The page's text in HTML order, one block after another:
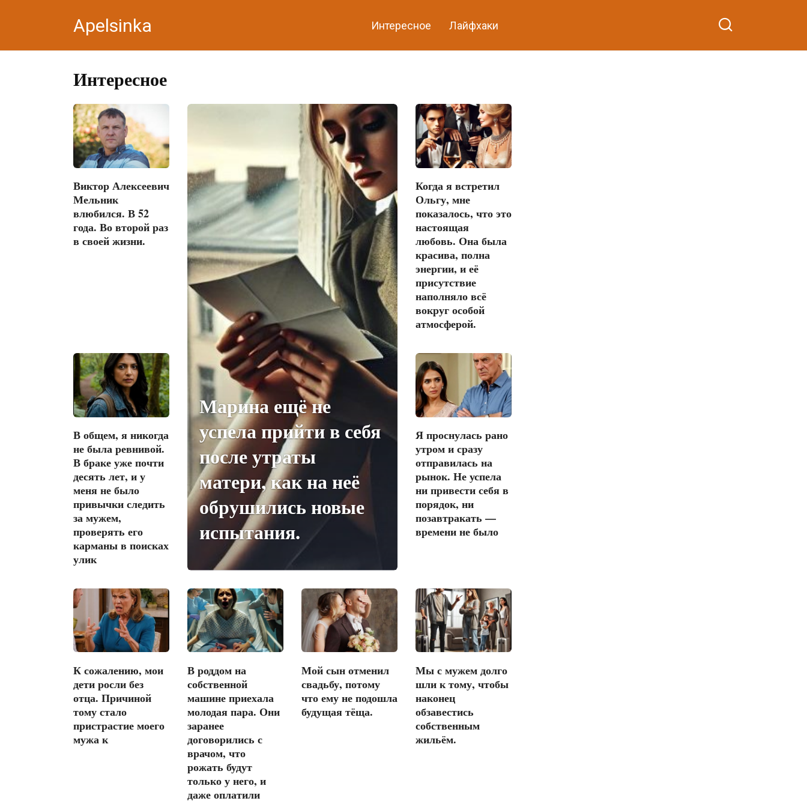
Apelsinka Интересное Лайфхаки
Интересное
Виктор Алексеевич
Мельник
влюбился. В 52
года. Во второй раз
в своей жизни.
Марина ещё не
успела прийти в себя
после утраты
матери, как на неё
обрушились новые
испытания.
Когда я встретил
Ольгу, мне
показалось, что это
настоящая
любовь. Она была
красива, полна
энергии, и её
присутствие
наполняло всё
вокруг особой
атмосферой.
В общем, я никогда
не была ревнивой.
В браке уже почти
десять лет, и у
меня не было
привычки следить
за мужем,
проверять его
карманы в поисках
улик
Я проснулась рано
утром и сразу
отправилась на
рынок. Не успела
ни привести себя в
порядок, ни
позавтракать —
времени не было
К сожалению, мои
дети росли без
отца. Причиной
тому стало
пристрастие моего
мужа к
В роддом на
собственной
машине приехала
молодая пара. Они
заранее
договорились с
врачом, что
рожать будут
только у него, и
даже оплатили
Мой сын отменил
свадьбу, потому
что ему не подошла
будущая тёща.
Мы с мужем долго
шли к тому, чтобы
наконец
обзавестись
собственным
жильём.